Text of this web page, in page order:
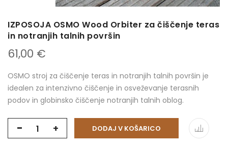
IZPOSOJA OSMO Wood Orbiter za čiščenje teras
in notranjih talnih površin
61,00 €
OSMO stroj za čiščenje teras in notranjih talnih površin je
idealen za intenzivno čiščenje in osveževanje terasnih
podov in globinsko čiščenje notranjih talnih oblog.
- + DODAJ V KOŠARICO